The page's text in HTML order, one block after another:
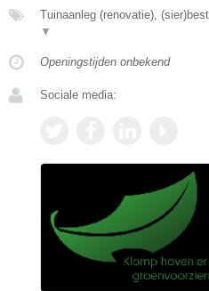
Tuinaanleg (renovatie),
▼
Openingstijden onbekend
Sociale media: